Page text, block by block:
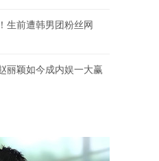
生前遭韩男团粉丝网
丽颖如今成内娱一大赢